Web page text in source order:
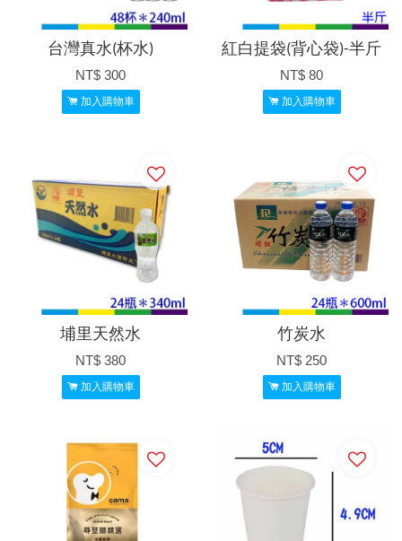
台灣真水(杯水)
NT$ 300
加入購物車
紅白提袋(背心袋)-半斤
NT$ 80
加入購物車
埔里天然水
NT$ 380
加入購物車
竹炭水
NT$ 250
加入購物車